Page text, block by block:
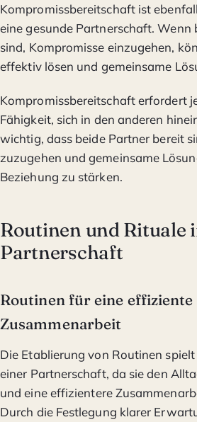
Kompromissbereitschaft ist
eine gesunde Partnerschaft. Wenn
sind, Kompromisse einzugehen,
effektiv lösen und gemeinsame
Kompromissbereitschaft erfordert
Fähigkeit, sich in den anderen
wichtig, dass beide Partner bereit
zuzugehen und gemeinsame
Beziehung zu stärken.
Routinen und Rituale
Partnerschaft
Routinen für eine effiziente
Zusammenarbeit
Die Etablierung von Routinen
einer Partnerschaft, da sie den
und eine effizientere
Durch die Festlegung klarer